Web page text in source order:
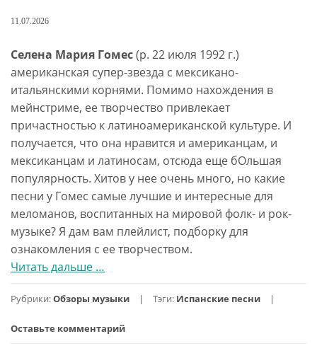
11.07.2026
Селена Мария Гомес(р. 22 июля 1992 г.)
американская супер-звезда с мексикано-
итальянскими корнями. Помимо нахождения в
мейнстриме, ее творчество привлекает
причастностью к латиноамериканской культуре. И
получается, что она нравится и американцам, и
мексиканцам и латиносам, отсюда еще бОльшая
популярность. Хитов у нее очень много, но какие
песни у Гомес самые лучшие и интересные для
меломанов, воспитанных на мировой фолк- и рок-
музыке? Я дам вам плейлист, подборку для
ознакомления с ее творчеством.
Читать дальше проСелена
лучшие
для
…
Рубрики:Обзоры музыки Тэги: Испанские песни
Оставьте комментарий